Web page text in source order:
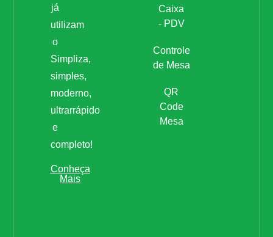
já
utilizam
o
Simpliza,
simples,
moderno,
ultrarrápido
e
completo!
Conheça
Mais
Caixa
- PDV
Controle
de Mesa
QR
Code
Mesa